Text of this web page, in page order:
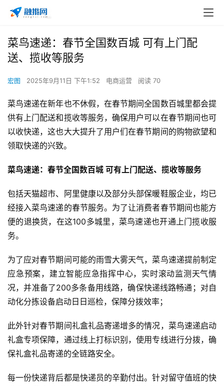
菜鸟速递：春节全国数百城 可有上门配
送、揽收等服务
宏图 2025年9月11日 下午1:52 电商运营 阅读 70
菜鸟速递在新年也不休假，在春节期间全国数百城里都会提
供有上门配送和揽收等服务，确保用户可以在春节期间也可
以收快递，这也大大提升了用户们在春节期间的购物欲望和
领取快递的兴致。
菜鸟速递：春节全国数百城 可有上门配送、揽收等服务
包括天猫超市、阿里健康以及部分头部保暖鞋服企业，均已
经接入菜鸟速递的春节服务。为了让消费者春节期间也能方
便的退换货，在这100多城里，菜鸟速递也开通上门揽收服
务。
为了应对春节期间可能的雨雪大雾天气，菜鸟速递提前制定
应急预案，建立智能应急指挥中心，实时滚动监测天气情
况，并准备了200多条备用线路，确保快递线路畅通；对自
动化分拣设备启动日日巡检，保障分拨效率；
此外针对春节期间礼盒礼品寄递增多的情况，菜鸟速递启动
礼盒专项保障，通过线上打标识别，使用专线进行分拨，确
保礼盒礼品寄递的全链路安全。
每一份快递背后都是快递员的辛勤付出。针对留守值班的快